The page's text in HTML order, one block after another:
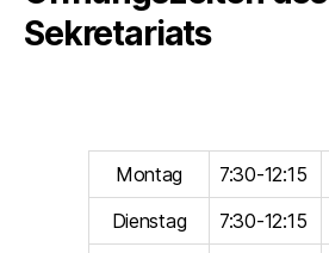
Sekretariats
Montag 7:30-12:15
Dienstag
7:30-12:15